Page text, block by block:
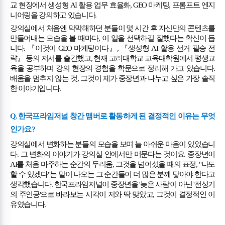
교 현장에서 생성형 AI활용 업무 효율화, GEO마케팅, 프롬프트 엔지
니어링을 강의하고 있습니다.
강의실에서 처음엔 막막해하던 분들이 몇 시간 후 자신만의 콘텐츠를
만들어내는 모습을 볼 때마다, 이 일을 선택하길 잘했다는 확신이 듭
니다. 『이것이 GEO 마케팅이다』 , 『생성형 AI 활용 선거 필승 전
략』 등의 저서를 출간했고,현재 고려대학교 교육대학원에서 평생교
육을 공부하며 강의 현장의 경험을 학문으로 정리해 가고 있습니다.
배움을 멈추지 않는 것, 그것이 제가 중장년과 나누고 싶은 가장 솔직
한 이야기입니다.
Q.한국프라임저널 창간 맴버로 활동하게 된 결정적인 이유는 무엇
인가요?
강의실에서 변화하는 분들의 모습을 보며 늘 아쉬운 마음이 있었습니
다. 그 변화의 이야기가 강의실 안에서만 머문다는 것이요. 중장년이
AI를 처음 마주하는 순간의 두려움, 그것을 넘어섰을 때의 표정, "나도
할 수 있겠다"는 말이 나오는 그 순간들이 더 많은 분께 닿아야 한다고
생각했습니다. 한국프라임저널이 중장년을'늦은 사람'이 아닌'전성기
의 주인공'으로 바라보는 시각이 저와 딱 맞았고, 그것이 결정적인 이
유였습니다.